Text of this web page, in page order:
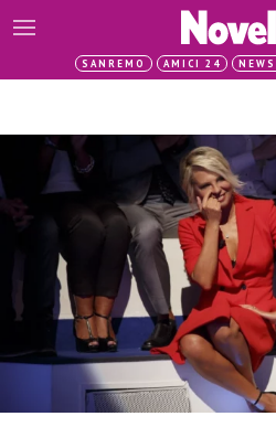
SANREMO AMICI 24